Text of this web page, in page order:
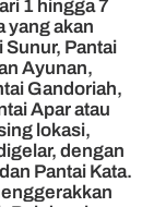
1 hingga 7
yang akan
Sunur, Pantai
Ayunan,
Gandoriah,
Apar atau
lokasi,
dengan
Pantai Kata.